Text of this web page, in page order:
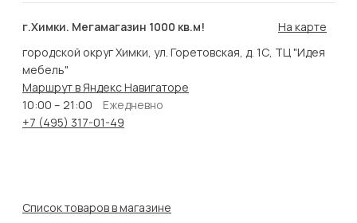
г.Химки. Мегамагазин 1000 кв.м!
На карте
городской округ Химки, ул. Горетовская, д. 1С, ТЦ "Идея
мебель"
Маршрут в Яндекс Навигаторе
10:00 – 21:00
Ежедневно
+7 (495) 317-01-49
Список товаров в магазине